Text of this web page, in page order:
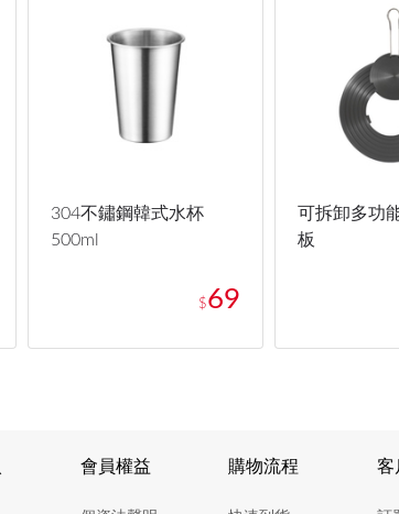
304不鏽鋼韓式水杯
500ml
$69
可拆卸多功
板
會員權益 購物流程 客